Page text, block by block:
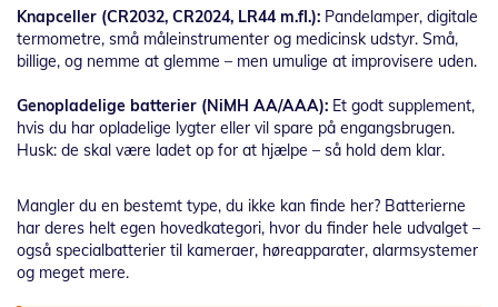
Knapceller (CR2032, CR2024, LR44 m.fl.): Pandelamper, digitale
termometre, små måleinstrumenter og medicinsk udstyr. Små,
billige, og nemme at glemme – men umulige at improvisere uden.
Genopladelige batterier (NiMH AA/AAA): Et godt supplement,
hvis du har opladelige lygter eller vil spare på engangsbrugen.
Husk: de skal være ladet op for at hjælpe – så hold dem klar.
Mangler du en bestemt type, du ikke kan finde her? Batterierne
har deres helt egen hovedkategori, hvor du finder hele udvalget –
også specialbatterier til kameraer, høreapparater, alarmsystemer
og meget mere.